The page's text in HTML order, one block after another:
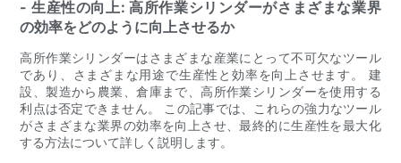
- 生産性の向上: 高所作業シリンダーがさまざまな業界
の効率をどのように向上させるか
高所作業シリンダーはさまざまな産業にとって不可欠なツール
であり、さまざまな用途で生産性と効率を向上させます。 建
設、製造から農業、倉庫まで、高所作業シリンダーを使用する
利点は否定できません。 この記事では、これらの強力なツール
がさまざまな業界の効率を向上させ、最終的に生産性を最大化
する方法について詳しく説明します。